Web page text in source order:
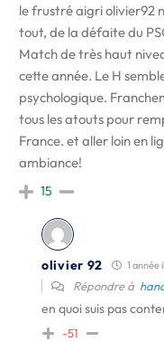
le frustré aigri olivier92
tout, de la défaite du
Match de très haut
cette année. Le H
psychologique.
tous les atouts pour
France. et aller loin en
ambiance!
15
olivier 92 1 année
Répondre à
en quoi suis pas
-51